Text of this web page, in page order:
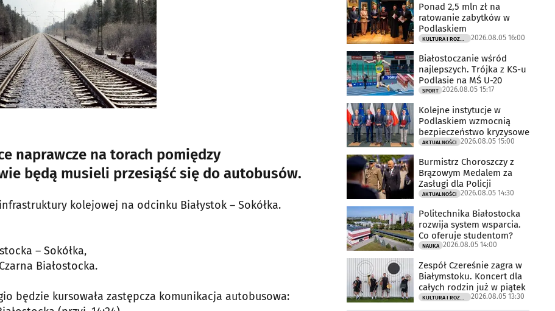
naprawcze na torach pomiędzy
będą musieli przesiąść się do autobusów.
kolejowej na odcinku Białystok – Sokółka.
– Sokółka,
Białostocka.
będzie kursowała zastępcza komunikacja autobusowa:
Ponad 2,5 mln zł na
ratowanie zabytków w
Podlaskiem
2026.08.05 16:00
Białostoczanie wśród
najlepszych. Trójka z KS-u
Podlasie na MŚ U-20
SPORT 2026.08.05 15:17
Kolejne instytucje w
Podlaskiem wzmocnią
bezpieczeństwo kryzysowe
AKTUALNOŚCI 2026.08.05 15:00
Burmistrz Choroszczy z
Brązowym Medalem za
Zasługi dla Policji
AKTUALNOŚCI 2026.08.05 14:30
Politechnika Białostocka
rozwija system wsparcia.
Co oferuje studentom?
NAUKA 2026.08.05 14:00
Zespół Czereśnie zagra w
Białymstoku. Koncert dla
całych rodzin już w piątek
2026.08.05 13:30